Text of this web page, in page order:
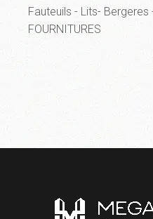
Fauteuils - Lits-
FOURNITURES